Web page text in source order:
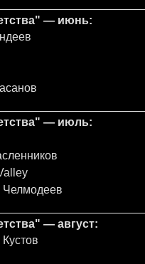
— июнь:
— июль:
Челмодеев
— август: